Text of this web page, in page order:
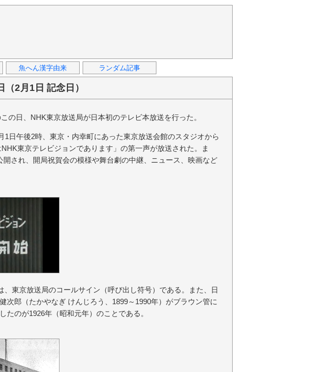
魚へん漢字由来 ランダム記事
2月1日 記念日）
の日、NHK東京放送局が日本初のテレビ本放送を行った。
1日午後2時、東京・内幸町にあった東京放送会館のスタジオから
NHK東京テレビジョンであります」の第一声が放送された。ま
開され、開局祝賀会の模様や舞台劇の中継、ニュース、映画など
、東京放送局のコールサイン（呼び出し符号）である。また、日
次郎（たかやなぎ けんじろう、1899～1990年）がブラウン管に
たのが1926年（昭和元年）のことである。